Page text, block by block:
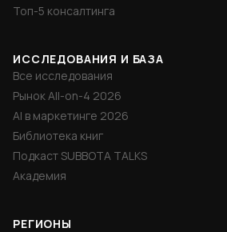
Топ-5 консалтинга
ИССЛЕДОВАНИЯ И БАЗА
Все исследования
Рынок All-on-4 2026
AI в маркетинге 2026
Библиотека книг
Подкаст SUBBOTA TALKS
Академия
РЕГИОНЫ